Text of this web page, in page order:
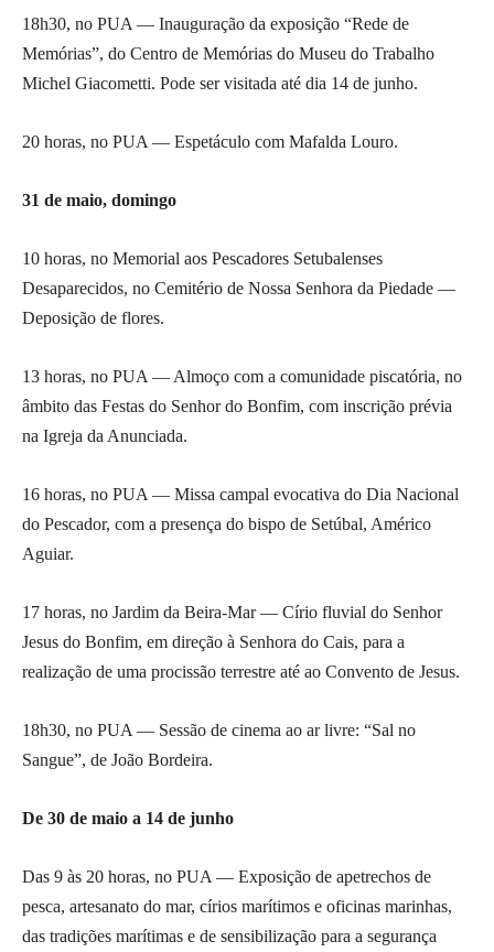
18h30, no PUA — Inauguração da exposição “Rede de
Memórias”, do Centro de Memórias do Museu do Trabalho
Michel Giacometti. Pode ser visitada até dia 14 de junho.
20 horas, no PUA — Espetáculo com Mafalda Louro.
31 de maio, domingo
10 horas, no Memorial aos Pescadores Setubalenses
Desaparecidos, no Cemitério de Nossa Senhora da Piedade —
Deposição de flores.
13 horas, no PUA — Almoço com a comunidade piscatória, no
âmbito das Festas do Senhor do Bonfim, com inscrição prévia
na Igreja da Anunciada.
16 horas, no PUA — Missa campal evocativa do Dia Nacional
do Pescador, com a presença do bispo de Setúbal, Américo
Aguiar.
17 horas, no Jardim da Beira-Mar — Círio fluvial do Senhor
Jesus do Bonfim, em direção à Senhora do Cais, para a
realização de uma procissão terrestre até ao Convento de Jesus.
18h30, no PUA — Sessão de cinema ao ar livre: “Sal no
Sangue”, de João Bordeira.
De 30 de maio a 14 de junho
Das 9 às 20 horas, no PUA — Exposição de apetrechos de
pesca, artesanato do mar, círios marítimos e oficinas marinhas,
das tradições marítimas e de sensibilização para a segurança